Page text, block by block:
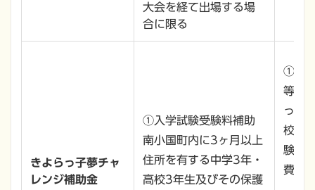
大会を経て出場する場
合に限る
きよらっ子夢チャ
レンジ補助金
①入学試験受験料補助
南小国町内に3ヶ月以上
住所を有する中学3年・
高校3年生及びその保護
①中
等受
った
校3年
験料
費用